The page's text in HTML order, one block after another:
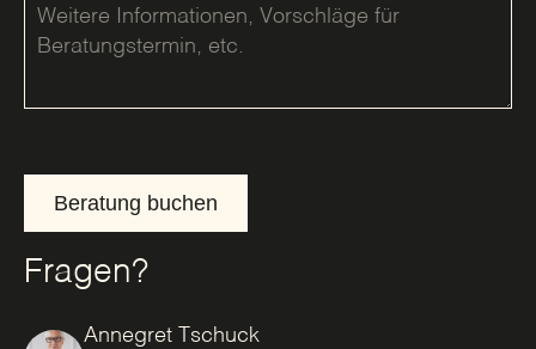
Beratung buchen
Fragen?
Annegret Tschuck